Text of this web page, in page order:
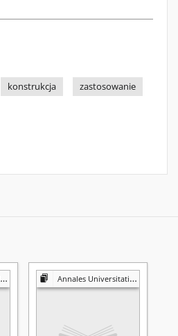
konstrukcja zastosowanie
Annales Universitatis Mariae Curie-Skłodowska. Sectio AA, Physica et Chemia